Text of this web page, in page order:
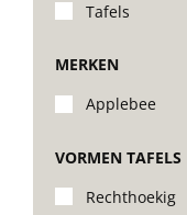
Tafels
MERKEN
Applebee
VORMEN TAFELS
Rechthoekig